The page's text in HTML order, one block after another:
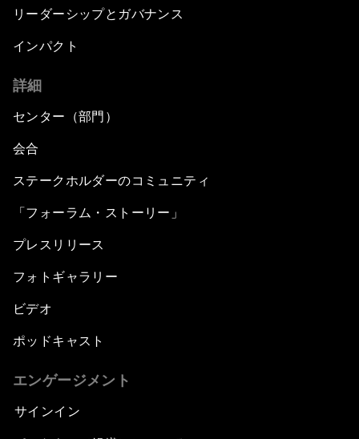
リーダーシップとガバナンス
インパクト
詳細
センター（部門）
会合
ステークホルダーのコミュニティ
「フォーラム・ストーリー」
プレスリリース
フォトギャラリー
ビデオ
ポッドキャスト
エンゲージメント
サインイン